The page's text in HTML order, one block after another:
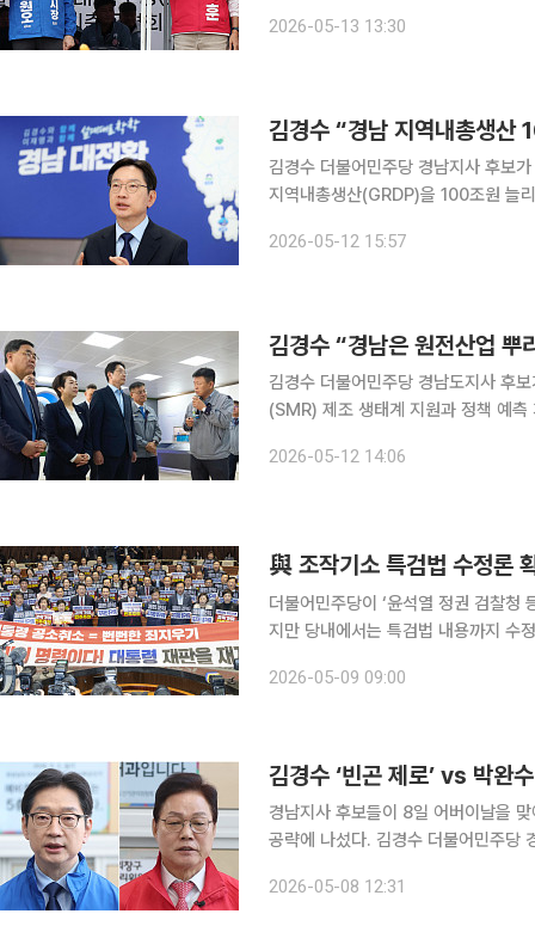
뉴스1 의뢰로 9~10일 서울시에 거주
2026-05-13 13:30
김경수 “경남 지역내총생산
김경수 더불어민주당 경남지사 후보
지역내총생산(GRDP)을 100조원 늘
남 산업대전환 청사진을 공개했다. 브
2026-05-12 15:57
김경수 “경남은 원전산업
김경수 더불어민주당 경남도지사 후
(SMR) 제조 생태계 지원과 정책 예측 가능성 확보
회’를 진행했다. 간담회에는 허성무·
2026-05-12 14:06
與 조작기소 특검법 수정론
더불어민주당이 ‘윤석열 정권 검찰청
지만 당내에서는 특검법 내용까지 수
된다. 9일 정치권에 따르면 최근
2026-05-09 09:00
김경수 ‘빈곤 제로’ vs 박완
경남지사 후보들이 8일 어버이날을
공략에 나섰다. 김경수 더불어민주당 경남지사 후보는 이날 부모 세대의 헌신에 존경과 감사를 전하
가해 최소 중위소득 40%까지 소득을
2026-05-08 12:31